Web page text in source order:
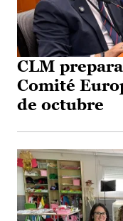
CLM
Comité
de octubre